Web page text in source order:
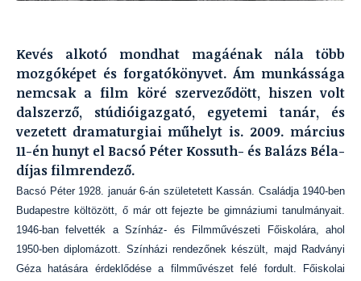
Kevés alkotó mondhat magáénak nála több
mozgóképet és forgatókönyvet. Ám munkássága
nemcsak a film köré szerveződött, hiszen volt
dalszerző, stúdióigazgató, egyetemi tanár, és
vezetett dramaturgiai műhelyt is. 2009. március
11-én hunyt el Bacsó Péter Kossuth- és Balázs Béla-
díjas filmrendező.
Bacsó Péter 1928. január 6-án születetett Kassán. Családja 1940-ben
Budapestre költözött, ő már ott fejezte be gimnáziumi tanulmányait.
1946-ban felvették a Színház- és Filmművészeti Főiskolára, ahol
1950-ben diplomázott. Színházi rendezőnek készült, majd Radványi
Géza hatására érdeklődése a filmművészet felé fordult. Főiskolai